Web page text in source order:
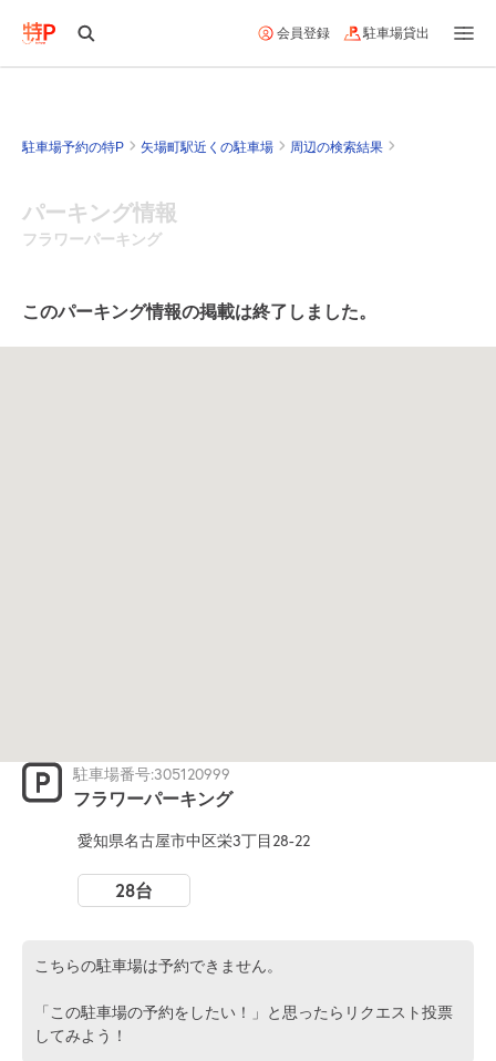
会員登録 駐車場貸出
駐車場予約の特P 矢場町駅近くの駐車場 周辺の検索結果
パーキング情報
フラワーパーキング
このパーキング情報の掲載は終了しました。
駐車場番号:305120999
フラワーパーキング
愛知県名古屋市中区栄3丁目28-22
28台
こちらの駐車場は予約できません。
「この駐車場の予約をしたい！」と思ったらリクエスト投票
してみよう！